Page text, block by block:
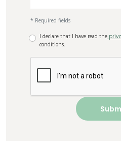
* Required fields
I declare that I have read the
conditions.